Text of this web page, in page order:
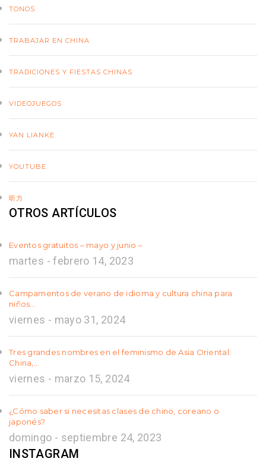
TONOS
TRABAJAR EN CHINA
TRADICIONES Y FIESTAS CHINAS
VIDEOJUEGOS
YAN LIANKE
YOUTUBE
听力
OTROS ARTÍCULOS
Eventos gratuitos – mayo y junio –
martes - febrero 14, 2023
Campamentos de verano de idioma y cultura china para
niños…
viernes - mayo 31, 2024
Tres grandes nombres en el feminismo de Asia Oriental:
China,…
viernes - marzo 15, 2024
¿Cómo saber si necesitas clases de chino, coreano o
japonés?
domingo - septiembre 24, 2023
INSTAGRAM